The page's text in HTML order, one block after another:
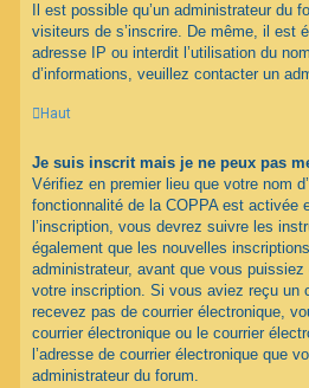
Il est possible qu’un administrateur
visiteurs de s’inscrire. De même, il est
adresse IP ou interdit l’utilisation du
d’informations, veuillez contacter un
Haut
Je suis inscrit mais je ne peux pas
Vérifiez en premier lieu que votre nom
fonctionnalité de la COPPA est activée
l’inscription, vous devrez suivre les
également que les nouvelles
administrateur, avant que vous
votre inscription. Si vous aviez reçu un
recevez pas de courrier électronique,
courrier électronique ou le courrier
l’adresse de courrier électronique que
administrateur du forum.